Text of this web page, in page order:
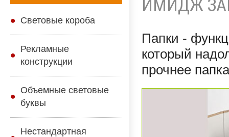
Cветовые короба
Рекламные
конструкции
Объемные световые
буквы
Нестандартная
ИМИДЖ
Папки -
который
прочнее